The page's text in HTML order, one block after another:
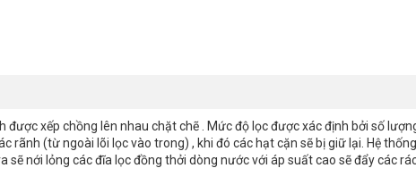
xếp chồng lên nhau chặt chẽ . Mức độ lọc được xác định bởi số
rãnh (từ ngoài lõi lọc vào trong) , khi đó các hạt cặn sẽ bị giữ lại. Hệ
nới lỏng các đĩa lọc đồng thởi dòng nước với áp suất cao sẽ đẩy các